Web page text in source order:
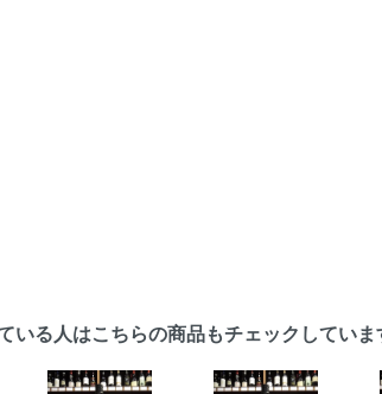
いる人はこちらの商品もチェックしていま